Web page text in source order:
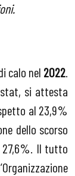
calo nel 2022.
si attesta
al 23,9%
dello scorso
27,6%. Il tutto